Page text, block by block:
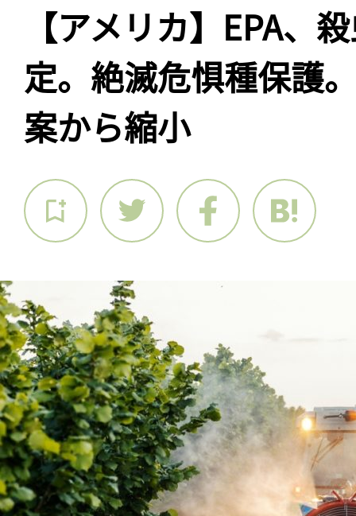
【アメリカ】EPA、
定。絶滅危惧種保護
案から縮小